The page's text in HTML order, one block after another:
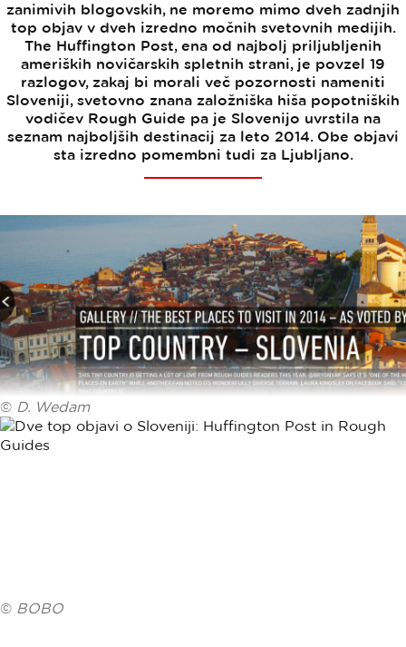
zanimivih blogovskih, ne moremo mimo dveh zadnjih
top objav v dveh izredno močnih svetovnih medijih.
The Huffington Post, ena od najbolj priljubljenih
ameriških novičarskih spletnih strani, je povzel 19
razlogov, zakaj bi morali več pozornosti nameniti
Sloveniji, svetovno znana založniška hiša popotniških
vodičev Rough Guide pa je Slovenijo uvrstila na
seznam najboljših destinacij za leto 2014. Obe objavi
sta izredno pomembni tudi za Ljubljano.
© D. Wedam
© BOBO